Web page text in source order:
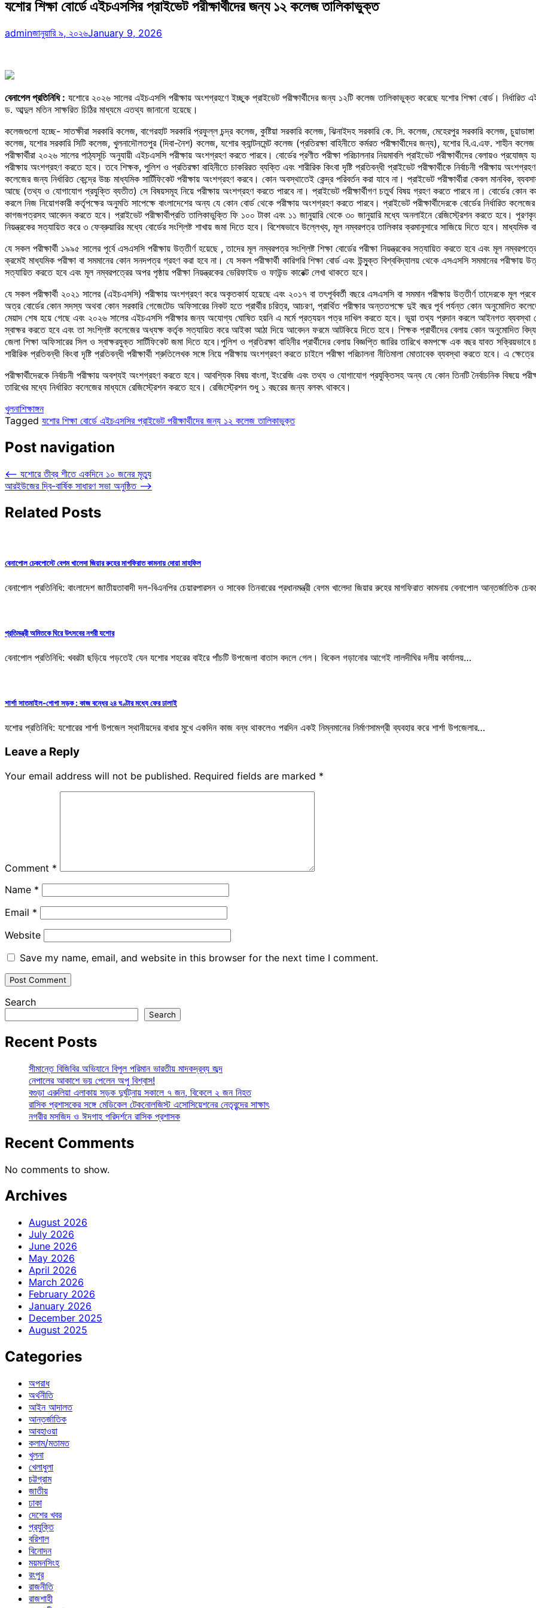
যশোর শিক্ষা বোর্ডে এইচএসসির প্রাইভেট পরীক্ষার্থীদের জন্য ১২ কলেজ তালিকাভুক্ত
adminজানুয়ারি ৯, ২০২৬January 9, 2026
বেনাপেল প্রতিনিধি : যশোরে ২০২৬ সালের এইচএসসি পরীক্ষায় অংশগ্রহণে ইচ্ছুক প্রাইভেট পরীক্ষার্থীদের জন্য ১২টি কলেজ তালিকাভুক্ত করেছে যশোর শিক্ষা বোর্ড। নির্ধারিত
ড. আব্দুল মতিন সাক্ষরিত চিঠির মাধ্যমে এতথ্য জানানো হয়েছে।
কলেজগুলো হচ্ছে- সাতক্ষীরা সরকারি কলেজ, বাগেরহাট সরকারি প্রফুল্ল চন্দ্র কলেজ, কুষ্টিয়া সরকারি কলেজ, ঝিনাইদহ সরকারি কে. সি. কলেজ, মেহেরপুর সরকারি কলেজ,
কলেজ, যশোর সরকারি সিটি কলেজ, খুলনাদৌলতপুর (দিবা-নৈশ) কলেজ, যশোর ক্যান্টনমেন্ট কলেজ (প্রতিরক্ষা বাহিনীতে কর্মরত পরীক্ষার্থীদের জন্য), যশোর বি.এ.এফ. শাহীন কলেজ
পরীক্ষার্থীরা ২০২৬ সালের পাঠ্যসূচি অনুযায়ী এইচএসসি পরীক্ষায় অংশগ্রহণ করতে পারবে। বোর্ডের প্রণীত পরীক্ষা পরিচালনার নিয়মাবলি প্রাইভেট পরীক্ষার্থীদের বেলায়ও
পরীক্ষায় অংশগ্রহণ করতে হবে। তবে শিক্ষক, পুলিশ ও প্রতিরক্ষা বাহিনীতে চাকরিরত ব্যক্তি এবং শারীরিক কিংবা দৃষ্টি প্রতিবন্ধী প্রাইভেট পরীক্ষার্থীকে নির্বাচনী পরীক্ষায়
কলেজের জন্য নির্ধারিত কেন্দ্রে উচ্চ মাধ্যমিক সার্টিফিকেট পরীক্ষায় অংশগ্রহণ করবে। কোন অবস্থাতেই কেন্দ্র পরিবর্তন করা যাবে না। প্রাইভেট পরীক্ষার্থীরা কেবল মানবিক,
আছে (তথ্য ও যোগাযোগ প্রযুক্তি ব্যতীত) সে বিষয়সমূহ নিয়ে পরীক্ষায় অংশগ্রহণ করতে পারবে না। প্রাইভেট পরীক্ষার্থীগণ চতুর্থ বিষয় গ্রহণ করতে পারবে না। বোর্ডের কোন
করলে নিজ নিয়োগকারী কর্তৃপক্ষের অনুমতি সাপেক্ষে বাংলাদেশের অন্য যে কোন বোর্ড থেকে পরীক্ষায় অংশগ্রহণ করতে পারবে। প্রাইভেট পরীক্ষার্থীদেরকে বোর্ডের নির্ধারিত
কাগজপত্রসহ আবেদন করতে হবে। প্রাইভেট পরীক্ষার্থীপ্রতি তালিকাভুক্তি ফি ১০০ টাকা এবং ১১ জানুয়ারি থেকে ৩০ জানুয়ারি মধ্যে অনলাইনে রেজিস্ট্রেশন করতে হবে। পূরণকৃত
নিয়ন্ত্রকের সত্যায়িত করে ৩ ফেব্রুয়ারির মধ্যে বোর্ডের সংশ্লিষ্ট শাখায় জমা দিতে হবে। বিশেষভাবে উল্লেখ্য, মূল নম্বরপত্র তালিকার ক্রমানুসারে সাজিয়ে দিতে হবে।
যে সকল পরীক্ষার্থী ১৯৯৫ সালের পূর্বে এসএসসি পরীক্ষায় উত্তীর্ণ হয়েছে , তাদের মূল নম্বরপত্র সংশ্লিষ্ট শিক্ষা বোর্ডের পরীক্ষা নিয়ন্ত্রকের সত্যায়িত করতে হবে এবং মূল
ক্রমেই মাধ্যমিক পরীক্ষা বা সমমানের কোন সনদপত্র গ্রহণ করা হবে না। যে সকল পরীক্ষার্থী কারিগরি শিক্ষা বোর্ড এবং উন্মুুক্ত বিশ্ববিদ্যালয় থেকে এসএসসি সমমানের পরীক্ষায়
সত্যায়িত করতে হবে এবং মূল নম্বরপত্রের অপর পৃষ্ঠায় পরীক্ষা নিয়ন্ত্রকের ভেরিফাইড ও ফাউন্ড কারেক্ট লেখা থাকতে হবে।
যে সকল পরীক্ষার্থী ২০২১ সালের (এইচএসসি) পরীক্ষায় অংশগ্রহণ করে অকৃতকার্য হয়েছে এবং ২০১৭ বা তৎপূর্ববর্তী বছরে এসএসসি বা সমমান পরীক্ষায় উত্তীর্ণ তাদেরকে মূল
অত্র বোর্ডের কোন সদস্য অথবা কোন সরকারি গেজেটেড অফিসারের নিকট হতে প্রার্থীর চরিত্র, আচরণ, প্রার্থিত পরীক্ষার অন্ততপক্ষে দুই বছর পূর্ব পর্যন্ত কোন অনুমোদিত
মেয়াদ শেষ হয়ে গেছে এবং ২০২৬ সালের এইচএসসি পরীক্ষার জন্য অযোগ্য ঘোষিত হয়নি এ মর্মে প্রত্যয়ন পত্র দাখিল করতে হবে। ভুয়া তথ্য প্রদান করলে আইনগত ব্যবস্থা
স্বাক্ষর করতে হবে এবং তা সংশ্লিষ্ট কলেজের অধ্যক্ষ কর্তৃক সত্যায়িত করে আইকা আঠা দিয়ে আবেদন ফরমে আটকিয়ে দিতে হবে। শিক্ষক প্রার্থীদের বেলায় কোন অনুমোদিত
জেলা শিক্ষা অফিসারের সিল ও স্বাক্ষরযুক্ত সার্টিফিকেট জমা দিতে হবে।পুলিশ ও প্রতিরক্ষা বাহিনীর প্রার্থীদের বেলায় বিজ্ঞপ্তি জারির তারিখে কমপক্ষে এক বছর যাবত
শারীরিক প্রতিবন্ধী কিংবা দৃষ্টি প্রতিবন্ধী পরীক্ষার্থী শ্রুতিলেখক সঙ্গে নিয়ে পরীক্ষায় অংশগ্রহণ করতে চাইলে পরীক্ষা পরিচালনা নীতিমালা মোতাবেক ব্যবস্থা করতে হবে। এ
পরীক্ষার্থীদেরকে নির্বাচনী পরীক্ষায় অবশ্যই অংশগ্রহণ করতে হবে। আবশ্যিক বিষয় বাংলা, ইংরেজি এবং তথ্য ও যোগাযোগ প্রযুক্তিসহ অন্য যে কোন তিনটি নৈর্বাচনিক বিষয়ে
তারিখের মধ্যে নির্ধারিত কলেজের মাধ্যমে রেজিস্ট্রেশন করতে হবে। রেজিস্ট্রেশন শুধু ১ বছরের জন্য বলবৎ থাকবে।
খুলনাশিক্ষাঙ্গন
Tagged যশোর শিক্ষা বোর্ডে এইচএসসির প্রাইভেট পরীক্ষার্থীদের জন্য ১২ কলেজ তালিকাভুক্ত
Post navigation
⟵ যশোরে তীব্র শীতে একদিনে ১০ জনের মৃত্যু
আরইউজের দ্বি-বার্ষিক সাধারণ সভা অনুষ্ঠিত ⟶
Related Posts
বেনাপোল চেকপোস্টে বেগম খালেদা জিয়ার রুহের মাগফিরাত কামনায় দোয়া মাহফিল
বেনাপোল প্রতিনিধি: বাংলাদেশ জাতীয়তাবাদী দল-বিএনপির চেয়ারপারসন ও সাবেক তিনবারের প্রধানমন্ত্রী বেগম খালেদা জিয়ার রুহের মাগফিরাত কামনায় বেনাপোল আন্তর্জাতিক
প্রতিমন্ত্রী অমিতকে ঘিরে উৎসবের নগরী যশোর
বেনাপোল প্রতিনিধি: খবরটা ছড়িয়ে পড়তেই যেন যশোর শহরের বাইরে পাঁচটি উপজেলা বাতাস বদলে গেল। বিকেল গড়ানোর আগেই লালদীঘির দলীয় কার্যালয়…
শার্শা সাতমাইল-গোগা সড়ক : কাজ বন্ধের ২৪ ঘণ্টার মধ্যে ফের ঢালাই
যশোর প্রতিনিধি: যশোরের শার্শা উপজেল স্থানীয়দের বাধার মুখে একদিন কাজ বন্ধ থাকলেও পরদিন একই নিম্নমানের নির্মাণসামগ্রী ব্যবহার করে শার্শা উপজেলার…
Leave a Reply
Your email address will not be published. Required fields are marked *
Comment *
Name *
Email *
Website
Save my name, email, and website in this browser for the next time I comment.
Search
Search
Recent Posts
সীমান্তে বিজিবির অভিযানে বিপুল পরিমান ভারতীয় মাদকদ্রব্য জব্দ
নেপালের আকাশে ভয় পেলেন অপু বিশ্বাস!
বগুড়া এরুলিয়া এলাকায় সড়ক দুর্ঘট্নায় সকালে ৭ জন, বিকেলে ২ জন নিহত
রাসিক প্রশাসকের সঙ্গে মেডিকেল টেকনোলজিস্ট এসোসিয়েশনের নেতৃবৃন্দের সাক্ষাৎ
নগরীর মসজিদ ও ঈদগাহ পরিদর্শনে রাসিক প্রশাসক
Recent Comments
No comments to show.
Archives
August 2026
July 2026
June 2026
May 2026
April 2026
March 2026
February 2026
January 2026
December 2025
August 2025
Categories
অপরাধ
অর্থনীতি
আইন আদালত
আন্তর্জাতিক
আবহাওয়া
কলাম/মতামত
খুলনা
খেলাধুলা
চট্টগ্রাম
জাতীয়
ঢাকা
দেশের খবর
প্রযুক্তি
বরিশাল
বিনোদন
ময়মনসিংহ
রংপুর
রাজনীতি
রাজশাহী